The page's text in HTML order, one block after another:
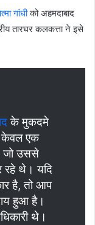
गांधीको अहमदाबाद
तारघर कलकत्ता ने इसे
के मुकदमे
केवल एक
जो उससे
रहे थे। यदि
है, तो आप
हुआ है।
थे।